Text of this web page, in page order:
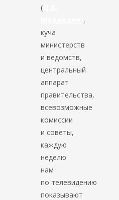
(
,
куча
министерств
и ведомств,
центральный
аппарат
правительства,
всевозможные
комиссии
и советы,
каждую
неделю
нам
по телевидению
показывают